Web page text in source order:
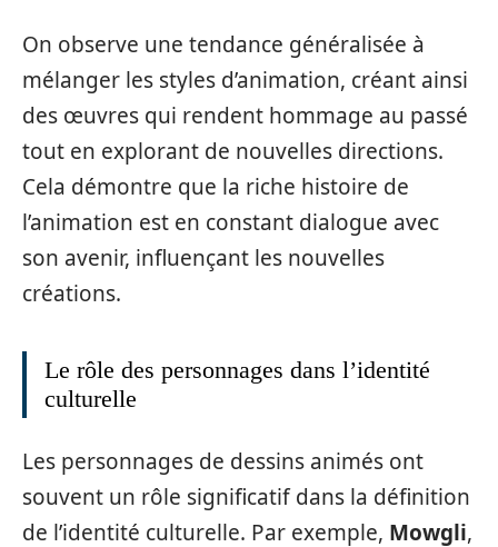
On observe une tendance généralisée à
mélanger les styles d’animation, créant ainsi
des œuvres qui rendent hommage au passé
tout en explorant de nouvelles directions.
Cela démontre que la riche histoire de
l’animation est en constant dialogue avec
son avenir, influençant les nouvelles
créations.
Le rôle des personnages dans l’identité
culturelle
Les personnages de dessins animés ont
souvent un rôle significatif dans la définition
de l’identité culturelle. Par exemple, Mowgli,